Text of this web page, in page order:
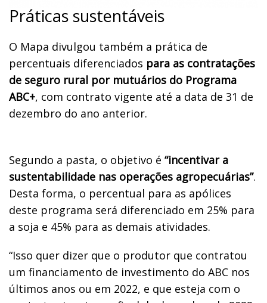
Práticas sustentáveis
O Mapa divulgou também a prática de
percentuais diferenciados para as contratações
de seguro rural por mutuários do Programa
ABC+, com contrato vigente até a data de 31 de
dezembro do ano anterior.
Segundo a pasta, o objetivo é “incentivar a
sustentabilidade nas operações agropecuárias”.
Desta forma, o percentual para as apólices
deste programa será diferenciado em 25% para
a soja e 45% para as demais atividades.
“Isso quer dizer que o produtor que contratou
um financiamento de investimento do ABC nos
últimos anos ou em 2022, e que esteja com o